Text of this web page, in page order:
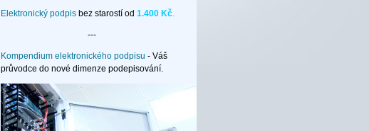
Elektronický podpis bez starostí od1.400 Kč.
---
Kompendium elektronického podpisu - Váš
průvodce do nové dimenze podepisování.